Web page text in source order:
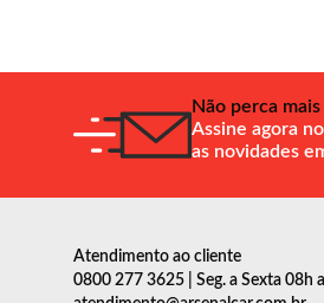
Não perca
Assine agora
as novidades
Atendimento ao cliente
0800 277 3625 | Seg. a Sexta 08h